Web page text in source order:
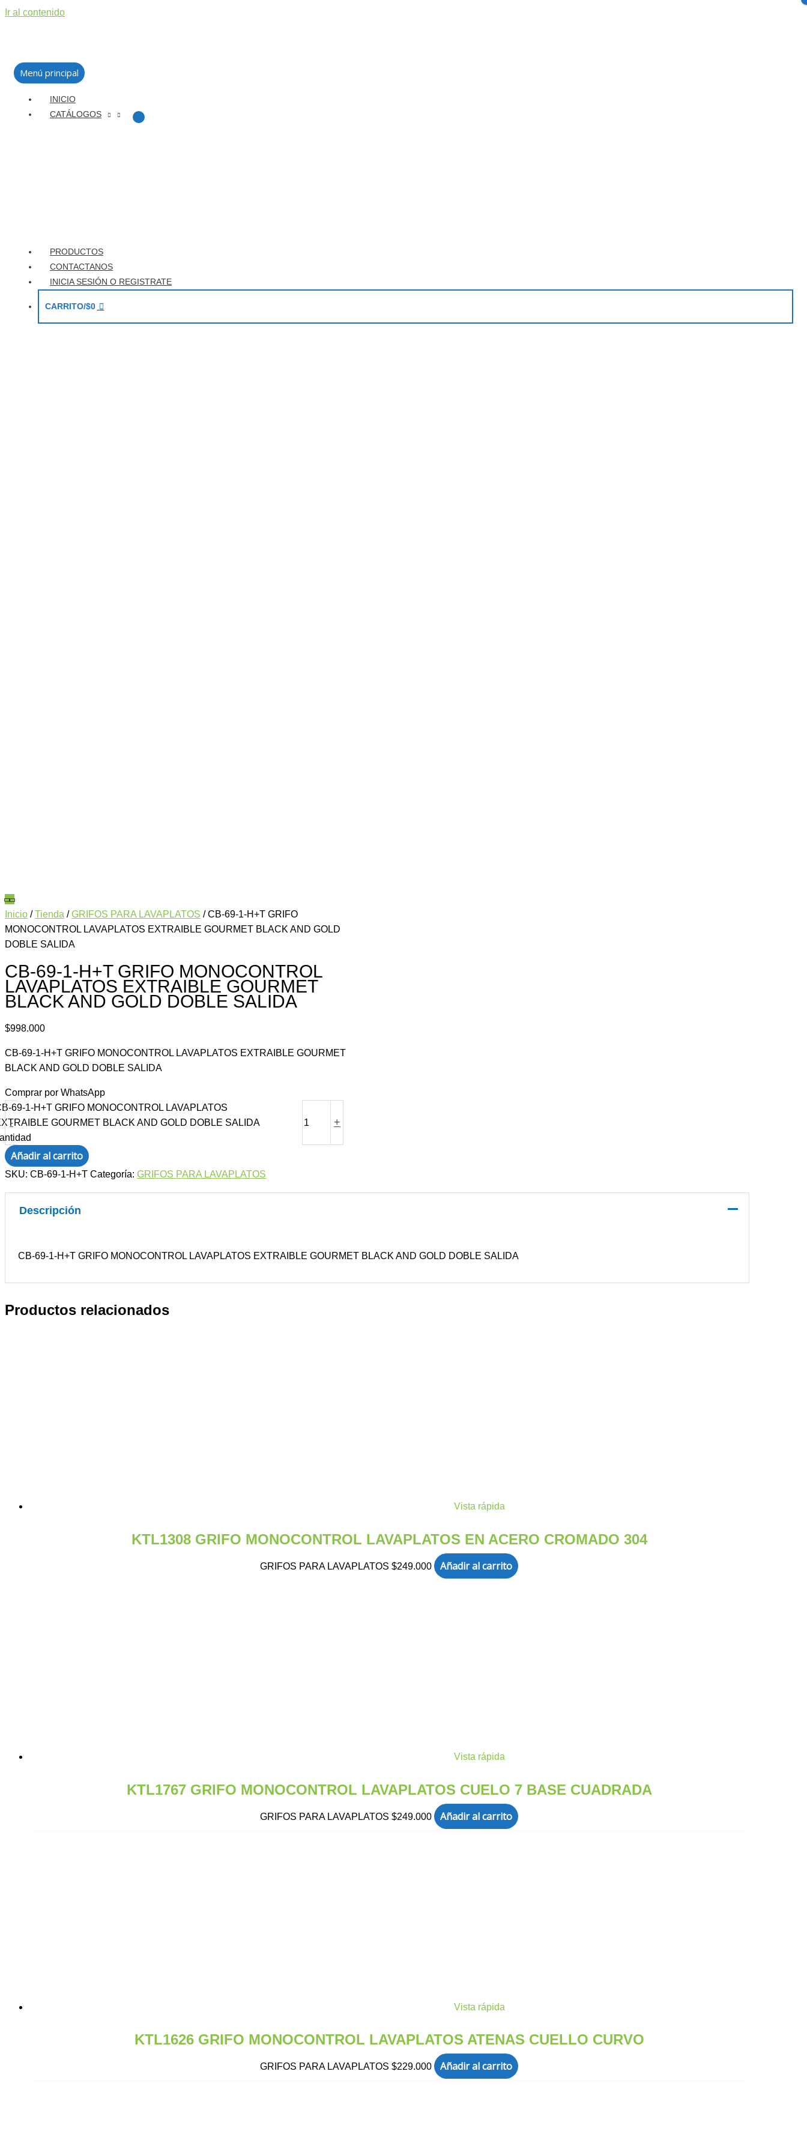
Ir al contenido
Menú principal
INICIO
CATÁLOGOS
PRODUCTOS
CONTACTANOS
INICIA SESIÓN O REGISTRATE
CARRITO/$0
Inicio /Tienda /GRIFOS PARA LAVAPLATOS / CB-69-1-H+T GRIFO
MONOCONTROL LAVAPLATOS EXTRAIBLE GOURMET BLACK AND GOLD
DOBLE SALIDA
CB-69-1-H+T GRIFO MONOCONTROL
LAVAPLATOS EXTRAIBLE GOURMET
BLACK AND GOLD DOBLE SALIDA
$998.000
CB-69-1-H+T GRIFO MONOCONTROL LAVAPLATOS EXTRAIBLE GOURMET
BLACK AND GOLD DOBLE SALIDA
Comprar por WhatsApp
-
69-1-H+T GRIFO MONOCONTROL LAVAPLATOS
GOURMET BLACK AND GOLD DOBLE SALIDA
+
Añadir al carrito
SKU: CB-69-1-H+T Categoría: GRIFOS PARA LAVAPLATOS
Descripción
CB-69-1-H+T GRIFO MONOCONTROL LAVAPLATOS EXTRAIBLE GOURMET BLACK AND GOLD DOBLE SALIDA
Productos relacionados
Vista rápida
KTL1308 GRIFO MONOCONTROL LAVAPLATOS EN ACERO CROMADO 304
GRIFOS PARA LAVAPLATOS $249.000 Añadir al carrito
Vista rápida
KTL1767 GRIFO MONOCONTROL LAVAPLATOS CUELO 7 BASE CUADRADA
GRIFOS PARA LAVAPLATOS $249.000 Añadir al carrito
Vista rápida
KTL1626 GRIFO MONOCONTROL LAVAPLATOS ATENAS CUELLO CURVO
GRIFOS PARA LAVAPLATOS $229.000 Añadir al carrito